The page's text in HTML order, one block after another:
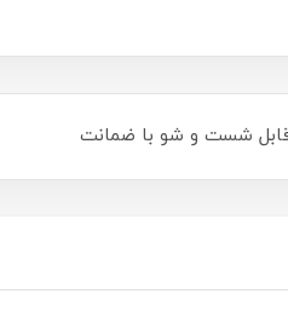
قابل شست و شو با ضمانت